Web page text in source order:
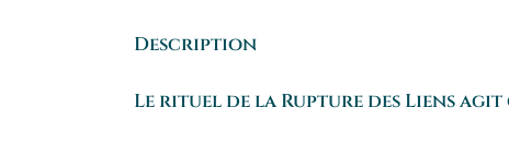
Description
Le rituel de la Rupture des Liens